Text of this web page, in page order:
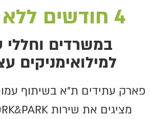
4 חודשים ללא עלות!
במשרדים וחללי
למילואימניקים
פארק עתידים ת"א בשיתוף עמותת